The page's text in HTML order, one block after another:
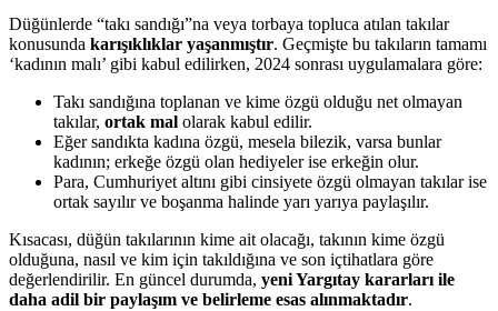
Düğünlerde “takı sandığı”na veya torbaya topluca atılan takılar
konusunda karışıklıklar yaşanmıştır. Geçmişte bu takıların tamamı
‘kadının malı’ gibi kabul edilirken, 2024 sonrası uygulamalara göre:
Takı sandığına toplanan ve kime özgü olduğu net olmayan
takılar, ortak mal olarak kabul edilir.
Eğer sandıkta kadına özgü, mesela bilezik, varsa bunlar
kadının; erkeğe özgü olan hediyeler ise erkeğin olur.
Para, Cumhuriyet altını gibi cinsiyete özgü olmayan takılar ise
ortak sayılır ve boşanma halinde yarı yarıya paylaşılır.
Kısacası, düğün takılarının kime ait olacağı, takının kime özgü
olduğuna, nasıl ve kim için takıldığına ve son içtihatlara göre
değerlendirilir. En güncel durumda, yeni Yargıtay kararları ile
daha adil bir paylaşım ve belirleme esas alınmaktadır.